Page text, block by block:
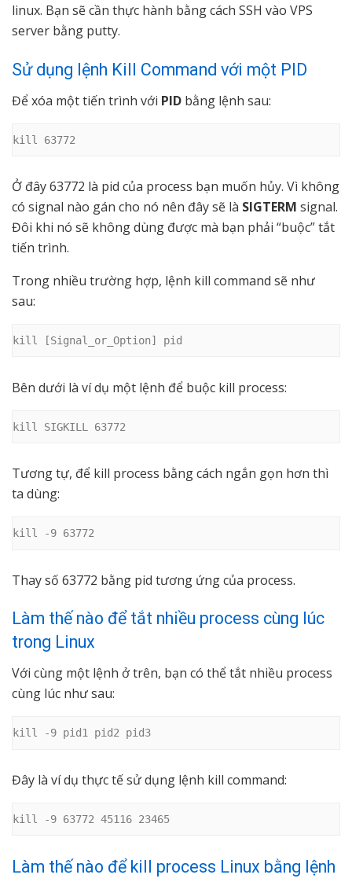
linux. Bạn sẽ cần thực hành bằng cách SSH vào VPS
server bằng putty.
Sử dụng lệnh Kill Command với một PID
Để xóa một tiến trình với PID bằng lệnh sau:
kill 63772
Ở đây 63772 là pid của process bạn muốn hủy. Vì không
có signal nào gán cho nó nên đây sẽ là SIGTERM signal.
Đôi khi nó sẽ không dùng được mà bạn phải “buộc” tắt
tiến trình.
Trong nhiều trường hợp, lệnh kill command sẽ như
sau:
kill [Signal_or_Option] pid
Bên dưới là ví dụ một lệnh để buộc kill process:
kill SIGKILL 63772
Tương tự, để kill process bằng cách ngắn gọn hơn thì
ta dùng:
kill -9 63772
Thay số 63772 bằng pid tương ứng của process.
Làm thế nào để tắt nhiều process cùng lúc
trong Linux
Với cùng một lệnh ở trên, bạn có thể tắt nhiều process
cùng lúc như sau:
kill -9 pid1 pid2 pid3
Đây là ví dụ thực tế sử dụng lệnh kill command:
kill -9 63772 45116 23465
Làm thế nào để kill process Linux bằng lệnh